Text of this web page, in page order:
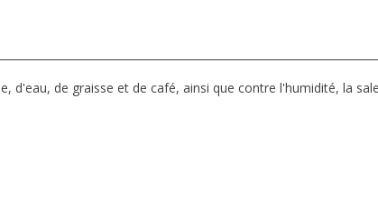
de graisse et de café, ainsi que contre l'humidité, la